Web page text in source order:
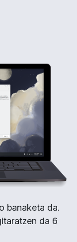
banaketa da.
da 6